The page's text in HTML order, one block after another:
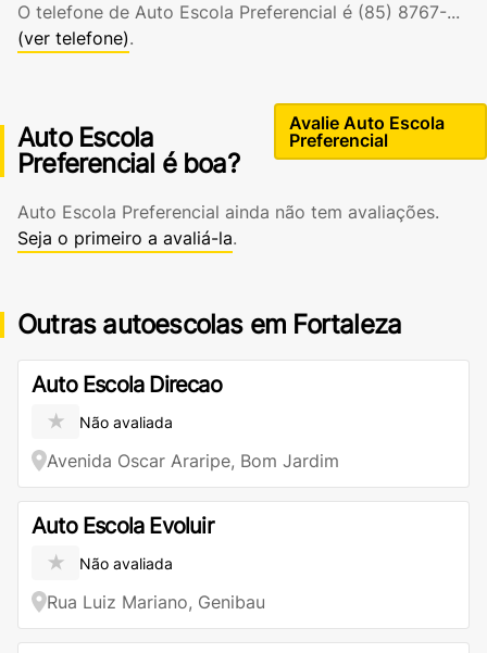
O telefone de Auto Escola Preferencial é (85) 8767-...
(ver telefone).
Auto Escola
Preferencial é boa?
Avalie Auto Escola
Preferencial
Auto Escola Preferencial ainda não tem avaliações.
Seja o primeiro a avaliá-la.
Outras autoescolas em Fortaleza
Auto Escola Direcao
★ Não avaliada
Avenida Oscar Araripe, Bom Jardim
Auto Escola Evoluir
★ Não avaliada
Rua Luiz Mariano, Genibau